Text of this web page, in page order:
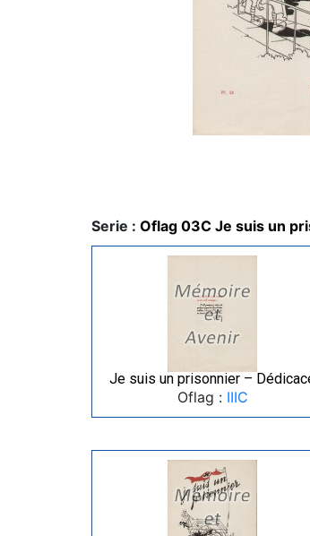
Serie : Oflag 03C Je suis un
Je suis un prisonnier –
Oflag : IIIC